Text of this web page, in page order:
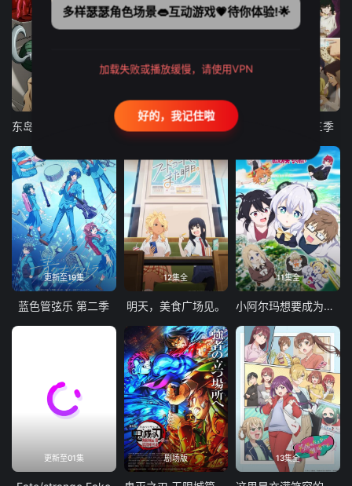
古诺希亚 致不灭的你 第三季
更新至19集
蓝色管弦乐 第二季
12集全
明天，美食广场见。
11集全
小阿尔玛想要成为家人
更新至01集 剧场版 13集全
多样瑟瑟角色场景👄互动游戏💗待你体验!🌟
加载失败或播放缓慢，请使用VPN
好的，我记住啦